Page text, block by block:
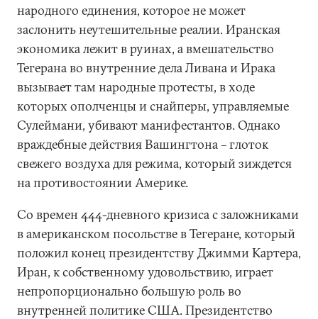
народного единения, которое не может
заслонить неутешительные реалии. Иранская
экономика лежит в руинах, а вмешательство
Тегерана во внутренние дела Ливана и Ирака
вызывает там народные протесты, в ходе
которых ополченцы и снайперы, управляемые
Сулеймани, убивают манифестантов. Однако
враждебные действия Вашингтона – глоток
свежего воздуха для режима, который зиждется
на противостоянии Америке.
Со времен 444-дневного кризиса с заложниками
в американском посольстве в Тегеране, который
положил конец президентству Джимми Картера,
Иран, к собственному удовольствию, играет
непропорционально большую роль во
внутренней политике США. Президентство